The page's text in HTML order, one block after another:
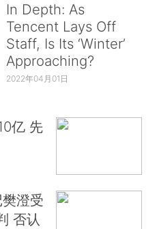
In Depth: As
Tencent Lays Off
Staff, Is Its ‘Winter’
Approaching?
2022年04月01日
亿 先
澄受
否认